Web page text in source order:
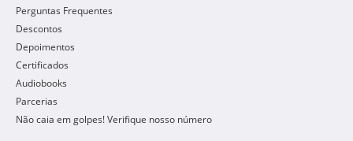
Perguntas Frequentes
Descontos
Depoimentos
Certificados
Audiobooks
Parcerias
Não caia em golpes! Verifique nosso número